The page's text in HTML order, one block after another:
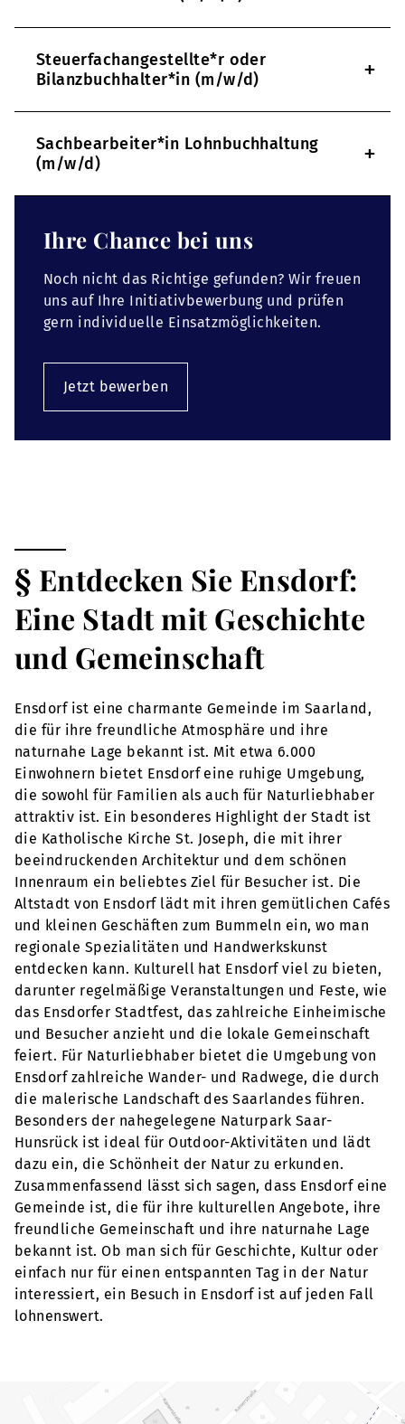
Steuerfachangestellte*r oder
Bilanzbuchhalter*in (m/w/d)
+
Sachbearbeiter*in Lohnbuchhaltung
(m/w/d)
+
Ihre Chance bei uns
Noch nicht das Richtige gefunden? Wir freuen
uns auf Ihre Initiativbewerbung und prüfen
gern individuelle Einsatzmöglichkeiten.
Jetzt bewerben
§ Entdecken Sie Ensdorf:
Eine Stadt mit Geschichte
und Gemeinschaft
Ensdorf ist eine charmante Gemeinde im Saarland,
die für ihre freundliche Atmosphäre und ihre
naturnahe Lage bekannt ist. Mit etwa 6.000
Einwohnern bietet Ensdorf eine ruhige Umgebung,
die sowohl für Familien als auch für Naturliebhaber
attraktiv ist. Ein besonderes Highlight der Stadt ist
die Katholische Kirche St. Joseph, die mit ihrer
beeindruckenden Architektur und dem schönen
Innenraum ein beliebtes Ziel für Besucher ist. Die
Altstadt von Ensdorf lädt mit ihren gemütlichen Cafés
und kleinen Geschäften zum Bummeln ein, wo man
regionale Spezialitäten und Handwerkskunst
entdecken kann. Kulturell hat Ensdorf viel zu bieten,
darunter regelmäßige Veranstaltungen und Feste, wie
das Ensdorfer Stadtfest, das zahlreiche Einheimische
und Besucher anzieht und die lokale Gemeinschaft
feiert. Für Naturliebhaber bietet die Umgebung von
Ensdorf zahlreiche Wander- und Radwege, die durch
die malerische Landschaft des Saarlandes führen.
Besonders der nahegelegene Naturpark Saar-
Hunsrück ist ideal für Outdoor-Aktivitäten und lädt
dazu ein, die Schönheit der Natur zu erkunden.
Zusammenfassend lässt sich sagen, dass Ensdorf eine
Gemeinde ist, die für ihre kulturellen Angebote, ihre
freundliche Gemeinschaft und ihre naturnahe Lage
bekannt ist. Ob man sich für Geschichte, Kultur oder
einfach nur für einen entspannten Tag in der Natur
interessiert, ein Besuch in Ensdorf ist auf jeden Fall
lohnenswert.